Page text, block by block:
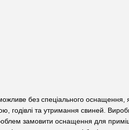
без спеціального
годівлі та утримання свиней.
замовити оснащення для